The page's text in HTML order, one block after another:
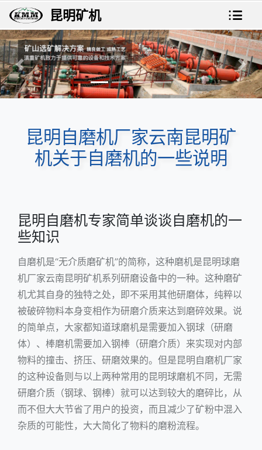
昆明矿机
上一张 下
昆明自磨机厂家云南昆明矿
机关于自磨机的一些说明
昆明自磨机专家简单谈谈自磨机的一
些知识
自磨机是“无介质磨矿机”的简称，这种磨机是昆明球磨
机厂家云南昆明矿机系列研磨设备中的一种。这种磨矿
机尤其自身的独特之处，即不采用其他研磨体，纯粹以
被破碎物料本身变相作为研磨介质来达到磨碎效果。说
的简单点，大家都知道球磨机是需要加入钢球（研磨
体）、棒磨机需要加入钢棒（研磨介质）来实现对内部
物料的撞击、挤压、研磨效果的。但是昆明自磨机厂家
的这种设备则与以上两种常用的昆明球磨机不同，无需
研磨介质（钢球、钢棒）就可以达到较大的磨碎比，从
而不但大大节省了用户的投资，而且减少了矿粉中混入
杂质的可能性，大大简化了物料的磨粉流程。